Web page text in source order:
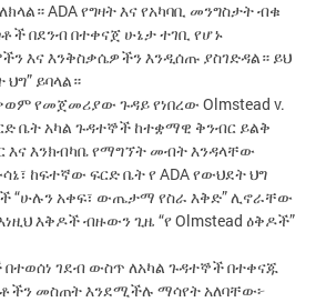
ADA የግዛት እና የአካባቢ መንግስታት ብቁ
በደንብ በተቀናጀ ሁኔታ ተገቢ የሆኑ
እና እንቅስቃሴዎችን እንዲሰጡ ያስገድዳል። ይህ
ህግ” ይባላል።
የመጀመሪያው ጉዳይ የነበረው Olmstead v.
ቤት አካል ጉዳተኞች ከተቋማዊ ቅንብር ይልቅ
እና እንክብካቤ የማግኘት መብት እንዳላቸው
ከፍተኛው ፍርድ ቤት የ ADA የውህደት ህግ
“ሁሉን አቀፍ፣ ውጤታማ የስራ እቅድ” ሊኖራቸው
እቅዶች ብዙውን ጊዜ “የ Olmstead ዕቅዶች”
በተወሰነ ገደብ ውስጥ ለአካል ጉዳተኞች በተቀናጁ
መስጠት እንደሚችሉ ማሳየት አለባቸው፦